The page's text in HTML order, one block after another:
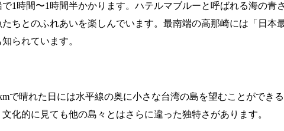
1時間〜1時間半かかります。ハテルマブルーと呼ばれる海の
ちとのふれあいを楽しんでいます。最南端の高那崎には「日本
られています。
で晴れた日には水平線の奥に小さな台湾の島を望むことができ
化的に見ても他の島々とはさらに違った独特さがあります。